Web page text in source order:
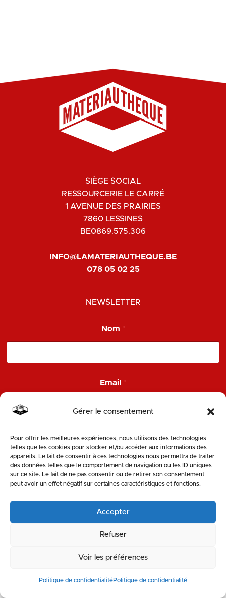
Gérer le consentement
Pour offrir les meilleures expériences, nous utilisons des technologies
telles que les cookies pour stocker et/ou accéder aux informations des
appareils. Le fait de consentir à ces technologies nous permettra de traiter
des données telles que le comportement de navigation ou les ID uniques
sur ce site. Le fait de ne pas consentir ou de retirer son consentement
peut avoir un effet négatif sur certaines caractéristiques et fonctions.
Accepter
Refuser
Voir les préférences
Politique de confidentialitéPolitique de confidentialité
SIÈGE SOCIAL
RESSOURCERIE LE CARRÉ
1 AVENUE DES PRAIRIES
7860 LESSINES
BE0869.575.306
INFO@LAMATERIAUTHEQUE.BE
078 05 02 25
NEWSLETTER
*
*
Nom *
Email *
ENVOYER
SUIVEZ-NOUS
|